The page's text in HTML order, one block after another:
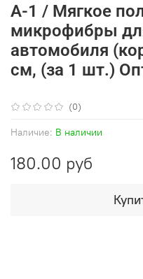
(0)
Наличие: В наличии
A-1 / Мягкое
микрофибры
автомобиля
см, (за 1 шт.)
180.00 руб